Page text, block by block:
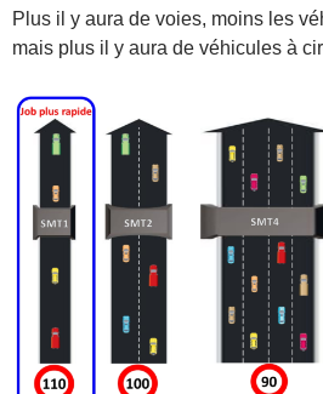
Plus il y aura de voies, moins les
mais plus il y aura de véhicules à